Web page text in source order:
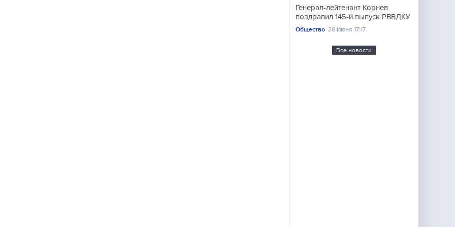
Генерал-лейтенант Корнев
поздравил 145-й выпуск РВВДКУ
Общество 20 Июня 17:17
Все новости